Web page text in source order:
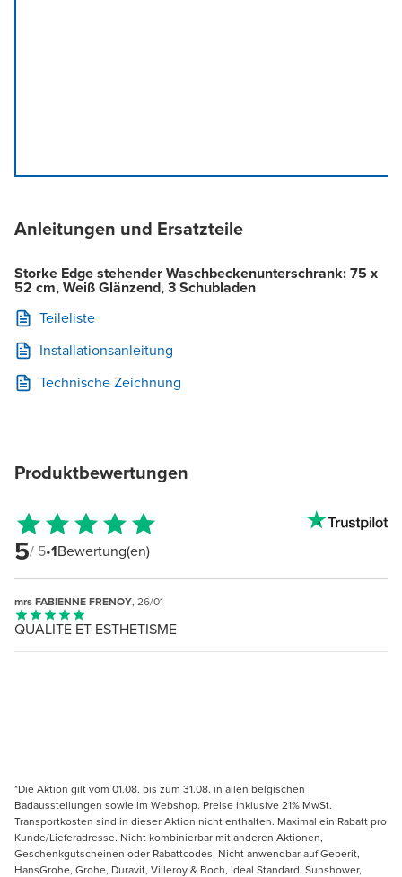
Anleitungen und Ersatzteile
Storke Edge stehender Waschbeckenunterschrank: 75 x
52 cm, Weiß Glänzend, 3 Schubladen
Teileliste
Installationsanleitung
Technische Zeichnung
Produktbewertungen
5/ 5•1Bewertung(en)
mrs FABIENNE FRENOY, 26/01
QUALITE ET ESTHETISME
*Die Aktion gilt vom 01.08. bis zum 31.08. in allen belgischen
Badausstellungen sowie im Webshop. Preise inklusive 21% MwSt.
Transportkosten sind in dieser Aktion nicht enthalten. Maximal ein Rabatt pro
Kunde/Lieferadresse. Nicht kombinierbar mit anderen Aktionen,
Geschenkgutscheinen oder Rabattcodes. Nicht anwendbar auf Geberit,
HansGrohe, Grohe, Duravit, Villeroy & Boch, Ideal Standard, Sunshower,